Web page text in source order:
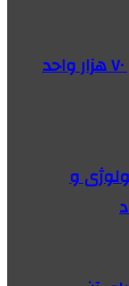
وزیر راه و شهرسازی: تا پایان سال ۷۰ هزار واحد
و